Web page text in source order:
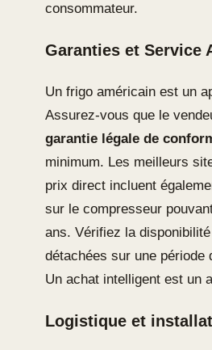
consommateur.
Garanties et Service
Un frigo américain est un
Assurez-vous que le
garantie légale de
minimum. Les meilleurs
prix direct incluent
sur le compresseur
ans. Vérifiez la
détachées sur une période
Un achat intelligent est un
Logistique et